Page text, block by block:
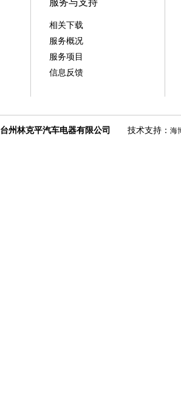
服务与支持
相关下载
服务概况
服务项目
信息反馈
台州林克平汽车电器有限公司 技术支持： 海